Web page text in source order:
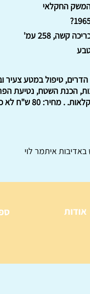
החקלאי
קשה, 258 עמ'
הדרים, טיפול במטע
הכנת השטח, נטיעת
לא כולל המשלוח. : :
באדיבות איתמר לוי
אודות